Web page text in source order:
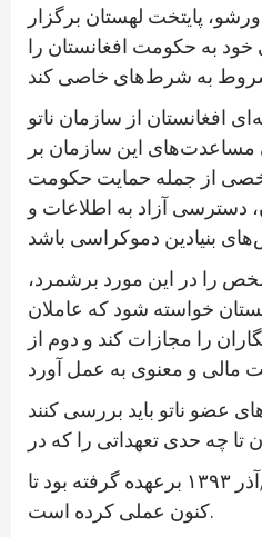
پایتخت لهستان برگزار
به حکومت افغانستان را
افغانستان از سازمان ناتو
مساعدت‌های این سازمان بر
از جمله حمایت حکومت
دسترسی آزاد به اطلاعات و
را در این مورد برشمرد،
خواسته شود که عاملان
را مجازات کند و دوم از
عضو ناتو باید بررسی کنند
چه حدی تعهداتی را که در
کنفرانس لندن در قوس/آذر ۱۳۹۳ برعهده گرفته بود تا
کنون عملی کرده است.